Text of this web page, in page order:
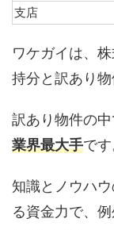
支店
ワケガイは、
持分と訳あり物
訳あり物件の
業界最大手です
知識とノウハ
る資金力で、